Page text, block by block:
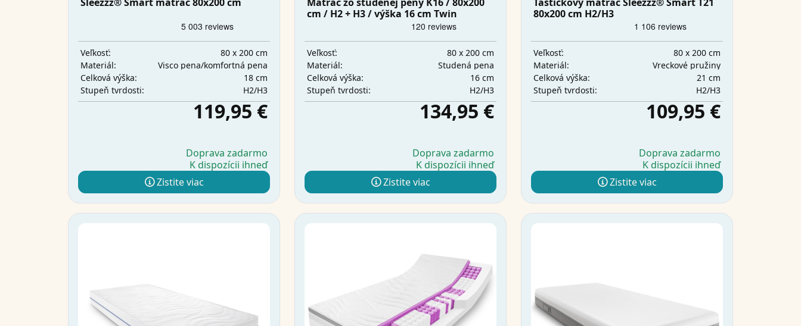
Veľkosť:
80 x 200 cm
Materiál:
Visco pena/komfortná pena
Celková výška:
18 cm
Stupeň tvrdosti:
H2/H3
119,95 €
Doprava zadarmo
K dispozícii ihneď
Zistite viac
cm / H2 + H3 / výška 16 cm Twin
Veľkosť:
80 x 200 cm
Materiál:
Studená pena
Celková výška:
16 cm
Stupeň tvrdosti:
H2/H3
134,95 €
Doprava zadarmo
K dispozícii ihneď
Zistite viac
80x200 cm H2/H3
Veľkosť:
80 x 200 cm
Materiál:
Vreckové pružiny
Celková výška:
21 cm
Stupeň tvrdosti:
H2/H3
109,95 €
Doprava zadarmo
K dispozícii ihneď
Zistite viac